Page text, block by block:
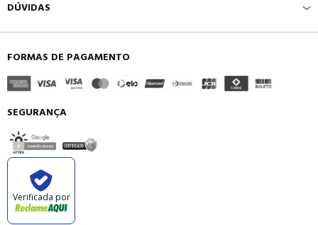
DÚVIDAS
FORMAS DE PAGAMENTO
SEGURANÇA
Verificada por